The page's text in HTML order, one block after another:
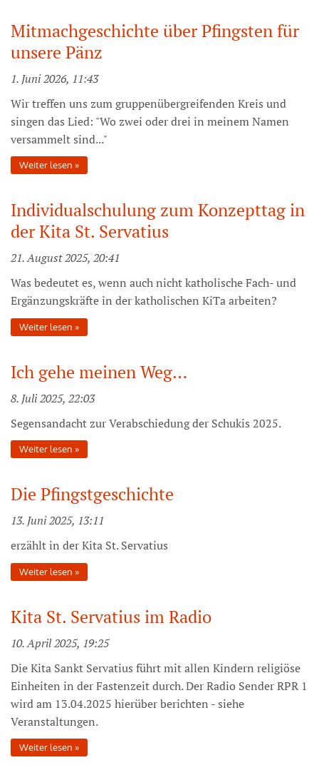
Mitmachgeschichte über Pfingsten für
unsere Pänz
1. Juni 2026, 11:43
Wir treffen uns zum gruppenübergreifenden Kreis und
singen das Lied: "Wo zwei oder drei in meinem Namen
versammelt sind..."
Weiter lesen
Individualschulung zum Konzepttag in
der Kita St. Servatius
21. August 2025, 20:41
Was bedeutet es, wenn auch nicht katholische Fach- und
Ergänzungskräfte in der katholischen KiTa arbeiten?
Weiter lesen
Ich gehe meinen Weg…
8. Juli 2025, 22:03
Segensandacht zur Verabschiedung der Schukis 2025.
Weiter lesen
Die Pfingstgeschichte
13. Juni 2025, 13:11
erzählt in der Kita St. Servatius
Weiter lesen
Kita St. Servatius im Radio
10. April 2025, 19:25
Die Kita Sankt Servatius führt mit allen Kindern religiöse
Einheiten in der Fastenzeit durch. Der Radio Sender RPR 1
wird am 13.04.2025 hierüber berichten - siehe
Veranstaltungen.
Weiter lesen